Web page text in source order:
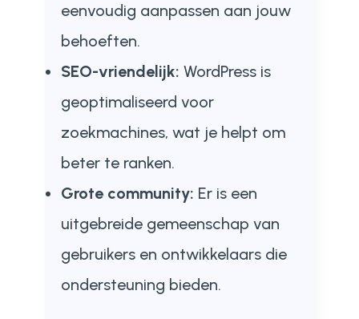
eenvoudig aanpassen aan jouw
behoeften.
SEO-vriendelijk: WordPress is
geoptimaliseerd voor
zoekmachines, wat je helpt om
beter te ranken.
Grote community: Er is een
uitgebreide gemeenschap van
gebruikers en ontwikkelaars die
ondersteuning bieden.